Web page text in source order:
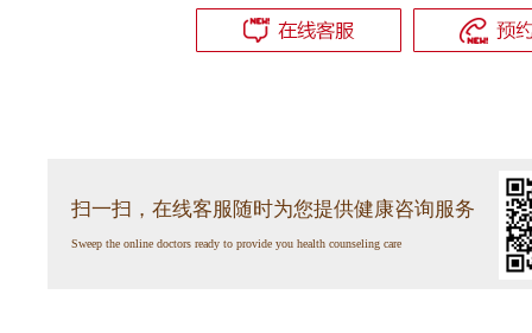
扫一扫，在线客服随时为您提供健康咨询服务
Sweep the online doctors ready to provide you health counseling care